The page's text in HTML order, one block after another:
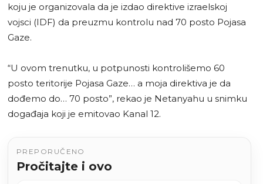
koju je organizovala da je izdao direktive izraelskoj
vojsci (IDF) da preuzmu kontrolu nad 70 posto Pojasa
Gaze.
“U ovom trenutku, u potpunosti kontrolišemo 60
posto teritorije Pojasa Gaze… a moja direktiva je da
dođemo do… 70 posto”, rekao je Netanyahu u snimku
događaja koji je emitovao Kanal 12.
PREPORUČENO
Pročitajte i ovo